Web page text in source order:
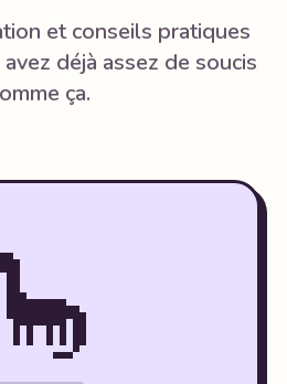
et conseils pratiques
déjà assez de soucis
ça.